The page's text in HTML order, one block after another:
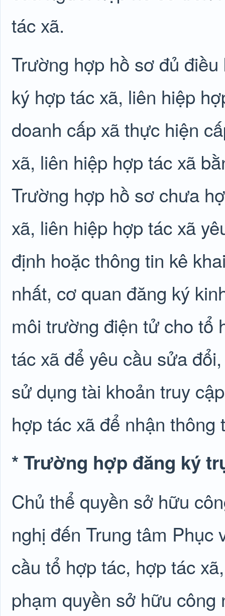
tác xã.
Trường hợp hồ sơ đủ
ký hợp tác xã, liên hiệp
doanh cấp xã thực hiện
xã, liên hiệp hợp tác xã
Trường hợp hồ sơ chưa
xã, liên hiệp hợp tác xã
định hoặc thông tin kê
nhất, cơ quan đăng ký
môi trường điện tử cho tổ
tác xã để yêu cầu sửa
sử dụng tài khoản truy
hợp tác xã để nhận
* Trường hợp đăng ký
Chủ thể quyền sở hữu
nghị đến Trung tâm Phục
cầu tổ hợp tác, hợp tác
phạm quyền sở hữu